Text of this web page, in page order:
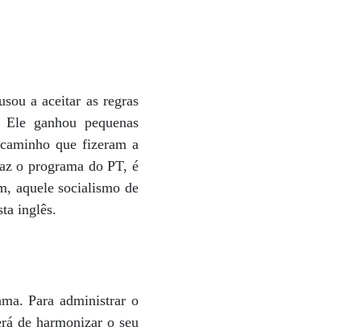
a aceitar as regras
ganhou pequenas
que fizeram a
o programa do PT, é
aquele socialismo de
inglês.
Para administrar o
de harmonizar o seu